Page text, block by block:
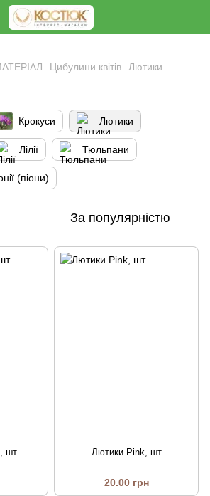
Цибулини квітів Лютики
Крокуси Лютики
Лілії Тюльпани
(піони)
За популярністю
шт Лютики Pink, шт
20.00 грн